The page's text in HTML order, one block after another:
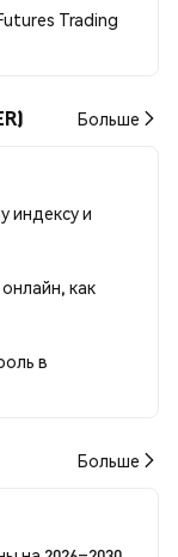
Trading
Больше
индексу и
как
в
Больше